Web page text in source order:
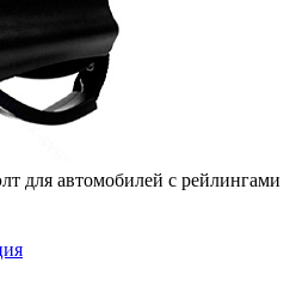
для автомобилей с рейлингами